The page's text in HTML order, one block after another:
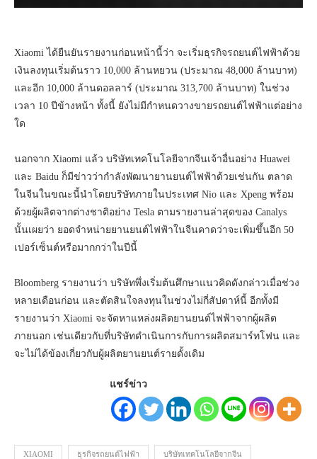
Xiaomi ได้ยืนยันรายงานก่อนหน้านี้ว่า จะเริ่มธุรกิจรถยนต์ไฟฟ้าด้วย
เงินลงทุนเริ่มต้นราว 10,000 ล้านหยวน (ประมาณ 48,000 ล้านบาท)
และอีก 10,000 ล้านดอลลาร์ (ประมาณ 313,700 ล้านบาท) ในช่วง
เวลา 10 ปีข้างหน้า ทั้งนี้ ยังไม่มีกำหนดวางขายรถยนต์ไฟฟ้าแต่อย่าง
ใด
นอกจาก Xiaomi แล้ว บริษัทเทคโนโลยีจากจีนเจ้าอื่นอย่าง Huawei
และ Baidu ก็มีข่าวว่ากำลังพัฒนายานยนต์ไฟฟ้าด้วยเช่นกัน ตลาด
ในจีนในขณะนี้นำโดยบริษัทภายในประเทศ Nio และ Xpeng พร้อม
ด้วยผู้ผลิตจากต่างชาติอย่าง Tesla ตามรายงานล่าสุดของ Canalys
นั้นเผยว่า ยอดจำหน่ายยานยนต์ไฟฟ้าในจีนคาดว่าจะเพิ่มขึ้นอีก 50
เปอร์เซ็นต์หรือมากกว่าในปีนี้
Bloomberg รายงานว่า บริษัทพึ่งเริ่มต้นศึกษาแนวคิดดังกล่าวเมื่อช่วง
หลายเดือนก่อน และตัดสินใจลงทุนในช่วงไม่กี่สัปดาห์นี้ อีกทั้งมี
รายงานว่า Xiaomi จะจัดหาแหล่งผลิตยานยนต์ไฟฟ้าจากผู้ผลิต
ภายนอก เช่นเดียวกับที่บริษัทดำเนินการกับการผลิตสมาร์ทโฟน และ
จะไม่ได้ข้องเกี่ยวกับผู้ผลิตยานยนต์รายดั้งเดิม
แชร์ข่าว
XIAOMI ธุรกิจรถยนต์ไฟฟ้า บริษัทเทคโนโลยีจากจีน